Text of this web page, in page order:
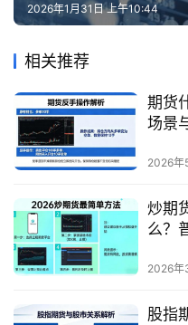
2026年1月31日 上午10:44
相关推荐
期货
场景
2026年
炒期
么？
2026年
股指